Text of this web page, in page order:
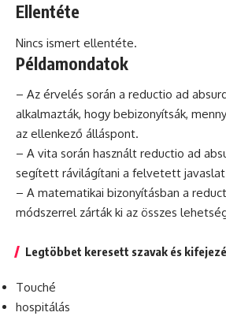
Ellentéte
Nincs ismert ellentéte.
Példamondatok
– Az érvelés során a reductio ad
alkalmazták, hogy bebizonyítsák,
az ellenkező álláspont.
– A vita során használt reductio ad
segített rávilágítani a felvetett javaslat
– A matematikai bizonyításban a
módszerrel zárták ki az összes
Legtöbbet keresett szavak és
Touché
hospitálás